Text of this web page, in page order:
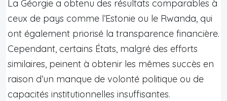
La Géorgie a obtenu des résultats comparables à
ceux de pays comme l’Estonie ou le Rwanda, qui
ont également priorisé la transparence financière.
Cependant, certains États, malgré des efforts
similaires, peinent à obtenir les mêmes succès en
raison d’un manque de volonté politique ou de
capacités institutionnelles insuffisantes.